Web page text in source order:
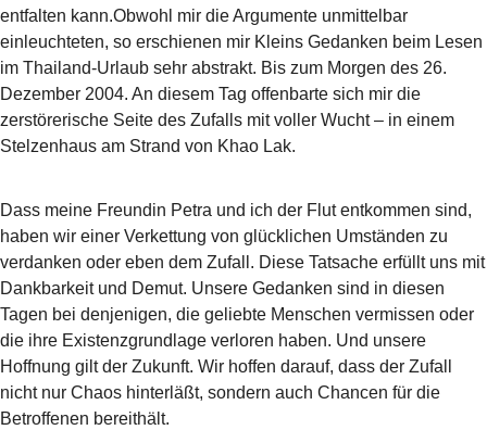
entfalten kann.Obwohl mir die Argumente unmittelbar
einleuchteten, so erschienen mir Kleins Gedanken beim Lesen
im Thailand-Urlaub sehr abstrakt. Bis zum Morgen des 26.
Dezember 2004. An diesem Tag offenbarte sich mir die
zerstörerische Seite des Zufalls mit voller Wucht – in einem
Stelzenhaus am Strand von Khao Lak.
Dass meine Freundin Petra und ich der Flut entkommen sind,
haben wir einer Verkettung von glücklichen Umständen zu
verdanken oder eben dem Zufall. Diese Tatsache erfüllt uns mit
Dankbarkeit und Demut. Unsere Gedanken sind in diesen
Tagen bei denjenigen, die geliebte Menschen vermissen oder
die ihre Existenzgrundlage verloren haben. Und unsere
Hoffnung gilt der Zukunft. Wir hoffen darauf, dass der Zufall
nicht nur Chaos hinterläßt, sondern auch Chancen für die
Betroffenen bereithält.